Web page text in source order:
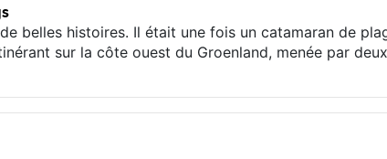
belles histoires. Il était une fois un catamaran de
sur la côte ouest du Groenland, menée par